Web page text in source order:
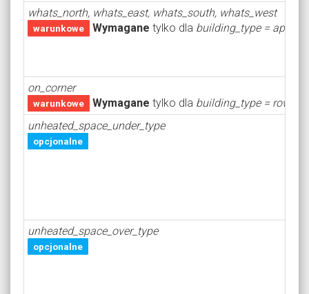
whats_north, whats_east, whats_south, whats_west
warunkowe Wymagane tylko dla building_type =
on_corner
warunkowe Wymagane tylko dla building_type =
unheated_space_under_type
opcjonalne
unheated_space_over_type
opcjonalne